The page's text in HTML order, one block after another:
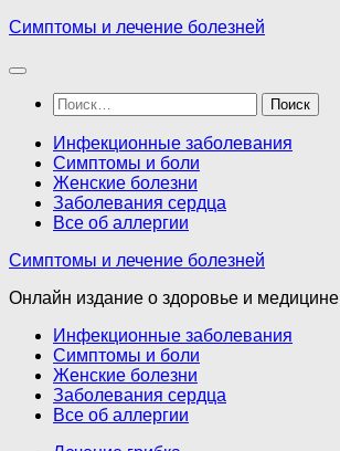
Перейти
содержимому
Симптомы и лечение болезней
Найти:
Инфекционные заболевания
Симптомы и боли
Женские болезни
Заболевания сердца
Все об аллергии
Симптомы и лечение болезней
Онлайн издание о здоровье и медицине
Инфекционные заболевания
Симптомы и боли
Женские болезни
Заболевания сердца
Все об аллергии